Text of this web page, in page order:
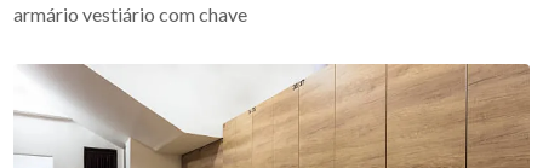
armário vestiário com chave